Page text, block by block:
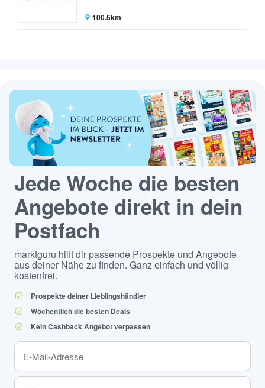
100.5km
Jede Woche die besten
Angebote direkt in dein
Postfach
marktguru hilft dir passende Prospekte und Angebote
aus deiner Nähe zu finden. Ganz einfach und völlig
kostenfrei.
Prospekte deiner Lieblingshändler
Wöchentlich die besten Deals
Kein Cashback Angebot verpassen